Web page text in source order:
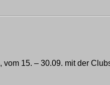
15. – 30.09. mit der